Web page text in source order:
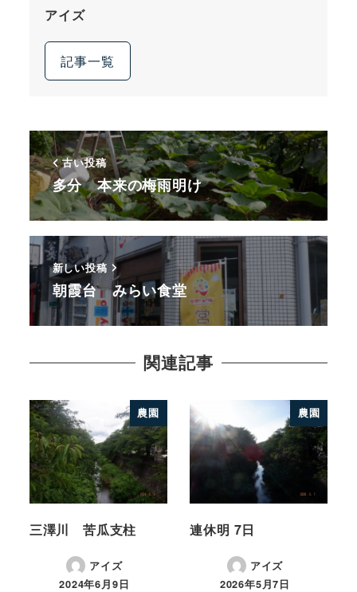
アイズ
記事一覧
古い投稿
多分 本来の梅雨明け
新しい投稿
朝霞台 みらい食堂
関連記事
農園
三澤川 苦瓜支柱
アイズ
2024年6月9日
農園
連休明 7日
アイズ
2026年5月7日